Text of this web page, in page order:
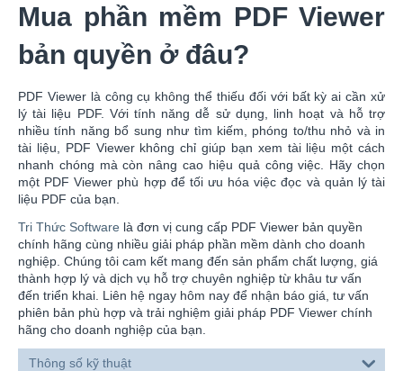
Mua phần mềm PDF Viewer
bản quyền ở đâu?
PDF Viewer là công cụ không thể thiếu đối với bất kỳ ai cần xử
lý tài liệu PDF. Với tính năng dễ sử dụng, linh hoạt và hỗ trợ
nhiều tính năng bổ sung như tìm kiếm, phóng to/thu nhỏ và in
tài liệu, PDF Viewer không chỉ giúp bạn xem tài liệu một cách
nhanh chóng mà còn nâng cao hiệu quả công việc. Hãy chọn
một PDF Viewer phù hợp để tối ưu hóa việc đọc và quản lý tài
liệu PDF của bạn.
Tri Thức Software là đơn vị cung cấp PDF Viewer bản quyền
chính hãng cùng nhiều giải pháp phần mềm dành cho doanh
nghiệp. Chúng tôi cam kết mang đến sản phẩm chất lượng, giá
thành hợp lý và dịch vụ hỗ trợ chuyên nghiệp từ khâu tư vấn
đến triển khai. Liên hệ ngay hôm nay để nhận báo giá, tư vấn
phiên bản phù hợp và trải nghiệm giải pháp PDF Viewer chính
hãng cho doanh nghiệp của bạn.
Thông số kỹ thuật